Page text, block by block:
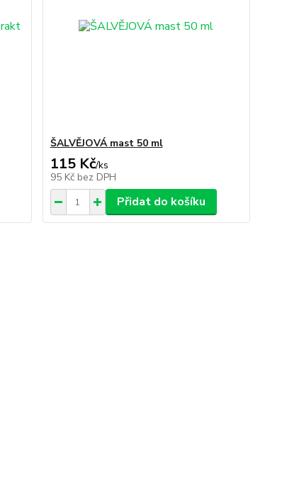
ŠALVĚJOVÁ mast 50 ml
115 Kč/ks
95 Kč bez DPH
Přidat do košíku